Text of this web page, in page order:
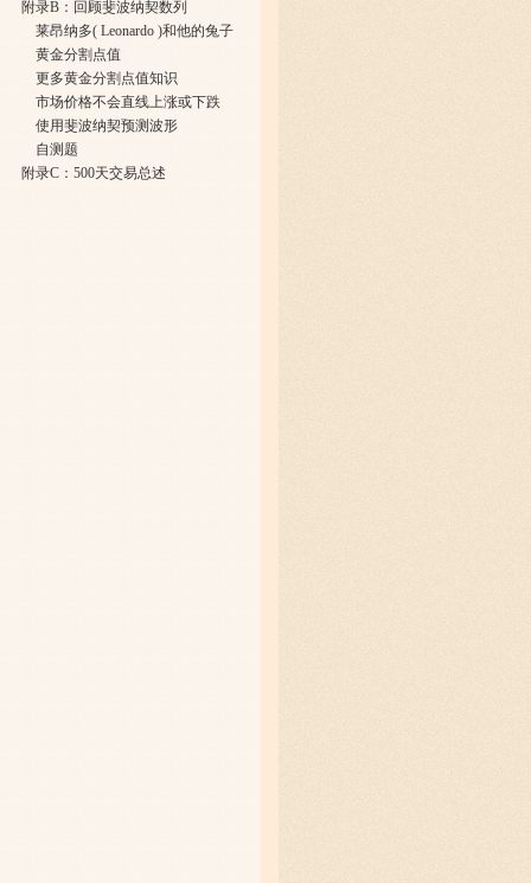
附录B：回顾斐波纳契数列
莱昂纳多( Leonardo )和他的兔子
黄金分割点值
更多黄金分割点值知识
市场价格不会直线上涨或下跌
使用斐波纳契预测波形
自测题
附录C：500天交易总述